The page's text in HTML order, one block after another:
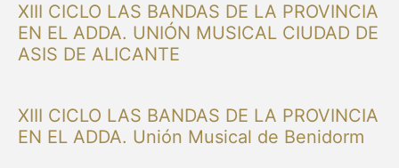
XIII CICLO LAS BANDAS DE LA PROVINCIA
EN EL ADDA. UNIÓN MUSICAL CIUDAD DE
ASIS DE ALICANTE
XIII CICLO LAS BANDAS DE LA PROVINCIA
EN EL ADDA. Unión Musical de Benidorm